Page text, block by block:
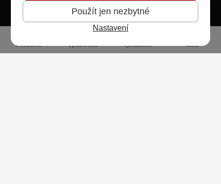
Světlý režim Předvolba systému
Přihlásit se Vytvořit účet Vyhledávání Menu
Použít jen nezbytné
Nastavení